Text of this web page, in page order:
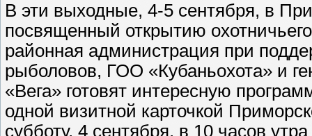
В эти выходные, 4-5 сентября, в
посвященный открытию
районная администрация при
рыболовов, ГОО «Кубаньохота» и
«Вега» готовят интересную
одной визитной карточкой
субботу, 4 сентября, в 10 часов